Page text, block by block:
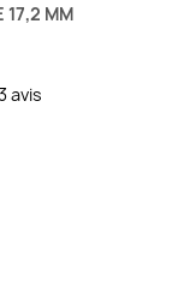
17,2 MM
avis